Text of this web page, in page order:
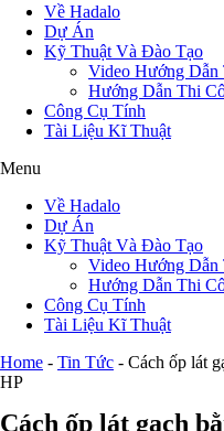
Về Hadalo
Dự Án
Kỹ Thuật Và Đào Tạo
Video Hướng Dẫn
Hướng Dẫn Thi
Công Cụ Tính
Tài Liệu Kĩ Thuật
Menu
Về Hadalo
Dự Án
Kỹ Thuật Và Đào Tạo
Video Hướng Dẫn
Hướng Dẫn Thi
Công Cụ Tính
Tài Liệu Kĩ Thuật
Home - Tin Tức - Cách ốp lát
HP
Cách ốp lát gạch